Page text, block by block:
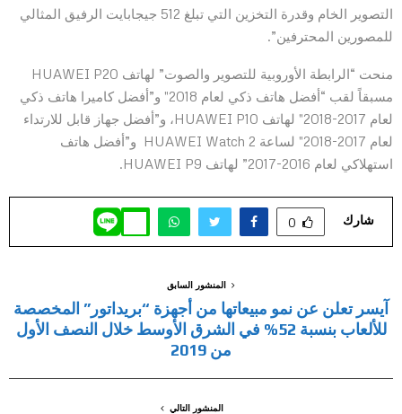
التصوير الخام وقدرة التخزين التي تبلغ 512 جيجابايت الرفيق المثالي
للمصورين المحترفين”.
منحت “الرابطة الأوروبية للتصوير والصوت” لهاتف HUAWEI P20
مسبقاً لقب “أفضل هاتف ذكي لعام 2018″ و”أفضل كاميرا هاتف ذكي
لعام 2017-2018″ لهاتف HUAWEI P10، و”أفضل جهاز قابل للارتداء
لعام 2017-2018″ لساعة HUAWEI Watch 2 و”أفضل هاتف
استهلاكي لعام 2016-2017” لهاتف HUAWEI P9.
شارك 0
المنشور السابق
آيسر تعلن عن نمو مبيعاتها من أجهزة “بريداتور” المخصصة
للألعاب بنسبة 52% في الشرق الأوسط خلال النصف الأول
من 2019
المنشور التالي